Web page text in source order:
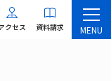
クセス 資料請求 MENU